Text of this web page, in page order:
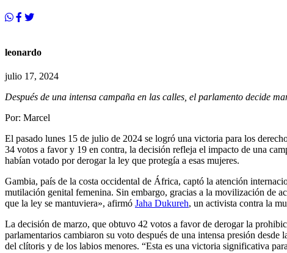
leonardo
julio 17, 2024
Después de una intensa campaña en las calles, el parlamento decide
Por: Marcel
El pasado lunes 15 de julio de 2024 se logró una victoria para los
34 votos a favor y 19 en contra, la decisión refleja el impacto de una
habían votado por derogar la ley que protegía a esas mujeres.
Gambia, país de la costa occidental de África, captó la atención
mutilación genital femenina. Sin embargo, gracias a la movilización de
que la ley se mantuviera», afirmó Jaha Dukureh, un activista contra la
La decisión de marzo, que obtuvo 42 votos a favor de derogar la
parlamentarios cambiaron su voto después de una intensa presión
del clítoris y de los labios menores. “Esta es una victoria significativa